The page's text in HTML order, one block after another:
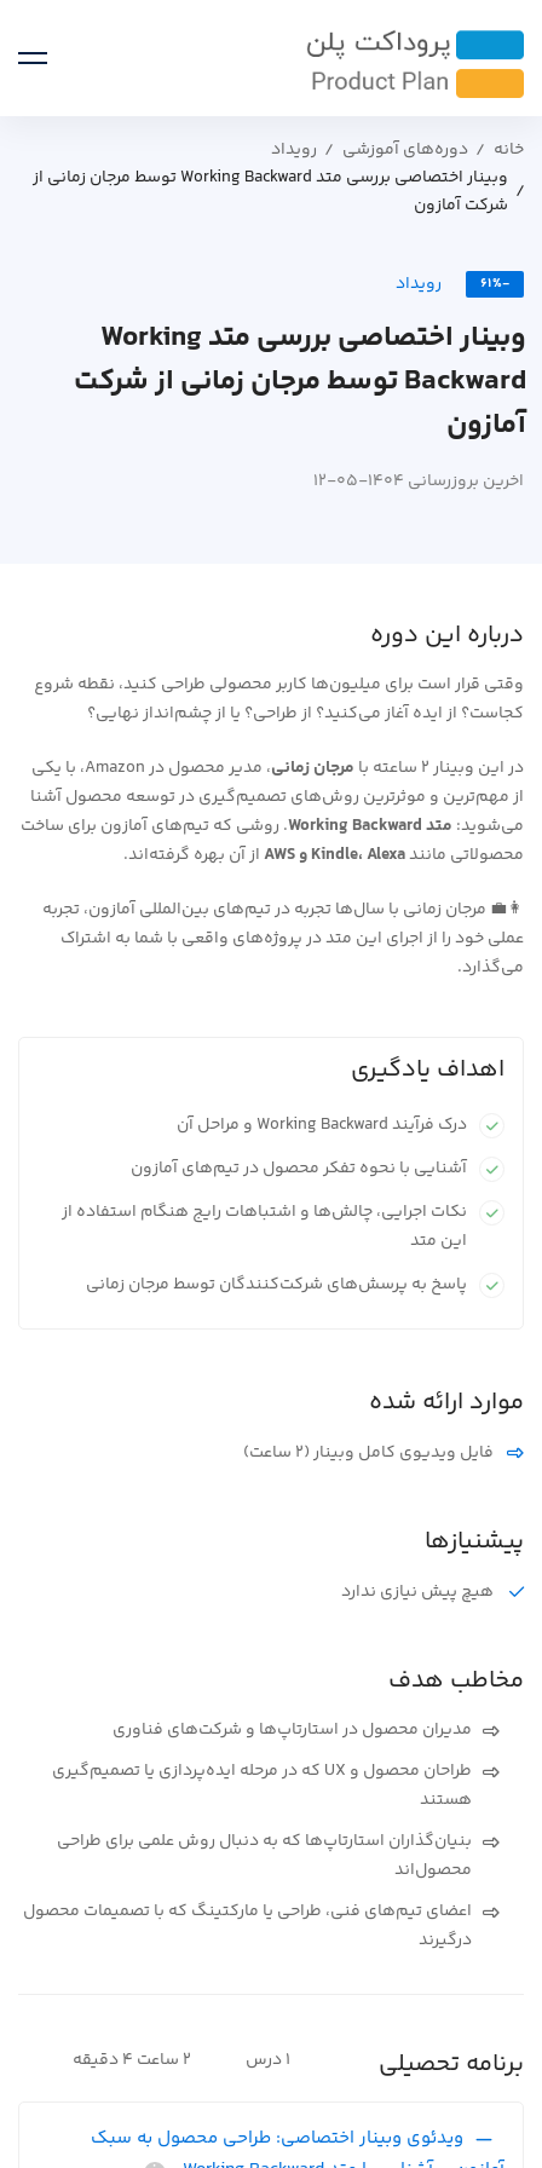
خانه دوره‌های آموزشی
رویداد
وبینار اختصاصی بررسی متد Working Backward توسط مرجان زمانی از
شرکت آمازون
-61% رویداد
وبینار اختصاصی بررسی متد Working
Backward توسط مرجان زمانی از شرکت
آمازون
اخرین بروزرسانی 1404-05-12
درباره این دوره
وقتی قرار است برای میلیون‌ها کاربر محصولی طراحی کنید، نقطه شروع
کجاست؟ از ایده آغاز می‌کنید؟ از طراحی؟ یا از چشم‌انداز نهایی؟
در این وبینار ۲ ساعته با مرجان زمانی
، مدیر محصول در Amazon، با یکی
از مهم‌ترین و موثرترین روش‌های تصمیم‌گیری در توسعه محصول آشنا
می‌شوید: متد Working Backward
. روشی که تیم‌های آمازون برای ساخت
محصولاتی مانندKindle، Alexa و AWS از آن بهره گرفته‌اند.
👩‍💼 مرجان زمانی با سال‌ها تجربه در تیم‌های بین‌المللی آمازون، تجربه
عملی خود را از اجرای این متد در پروژه‌های واقعی با شما به اشتراک
می‌گذارد.
اهداف یادگیری
درک فرآیند Working Backward و مراحل آن
آشنایی با نحوه تفکر محصول در تیم‌های آمازون
نکات اجرایی، چالش‌ها و اشتباهات رایج هنگام استفاده از
این متد
پاسخ به پرسش‌های شرکت‌کنندگان توسط مرجان زمانی
موارد ارائه شده
فایل ویدیوی کامل وبینار (۲ ساعت)
پیشنیازها
هیچ پیش نیازی ندارد
مخاطب هدف
مدیران محصول در استارتاپ‌ها و شرکت‌های فناوری
طراحان محصول و UX که در مرحله ایده‌پردازی یا تصمیم‌گیری
هستند
بنیان‌گذاران استارتاپ‌ها که به دنبال روش علمی برای طراحی
محصول‌اند
اعضای تیم‌های فنی، طراحی یا مارکتینگ که با تصمیمات محصول
درگیرند
برنامه تحصیلی 1 درس 2 ساعت 4 دقیقه
ویدئوی وبینار اختصاصی: طراحی محصول به سبک